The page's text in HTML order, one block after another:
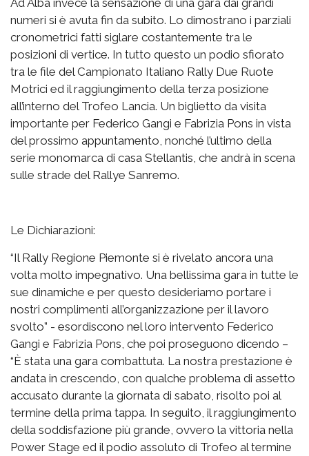
Ad Alba invece la sensazione di una gara dai grandi
numeri si è avuta fin da subito. Lo dimostrano i parziali
cronometrici fatti siglare costantemente tra le
posizioni di vertice. In tutto questo un podio sfiorato
tra le file del Campionato Italiano Rally Due Ruote
Motrici ed il raggiungimento della terza posizione
all’interno del Trofeo Lancia. Un biglietto da visita
importante per Federico Gangi e Fabrizia Pons in vista
del prossimo appuntamento, nonché l’ultimo della
serie monomarca di casa Stellantis, che andrà in scena
sulle strade del Rallye Sanremo.
Le Dichiarazioni:
“Il Rally Regione Piemonte si è rivelato ancora una
volta molto impegnativo. Una bellissima gara in tutte le
sue dinamiche e per questo desideriamo portare i
nostri complimenti all’organizzazione per il lavoro
svolto” - esordiscono nel loro intervento Federico
Gangi e Fabrizia Pons, che poi proseguono dicendo –
“È stata una gara combattuta. La nostra prestazione è
andata in crescendo, con qualche problema di assetto
accusato durante la giornata di sabato, risolto poi al
termine della prima tappa. In seguito, il raggiungimento
della soddisfazione più grande, ovvero la vittoria nella
Power Stage ed il podio assoluto di Trofeo al termine